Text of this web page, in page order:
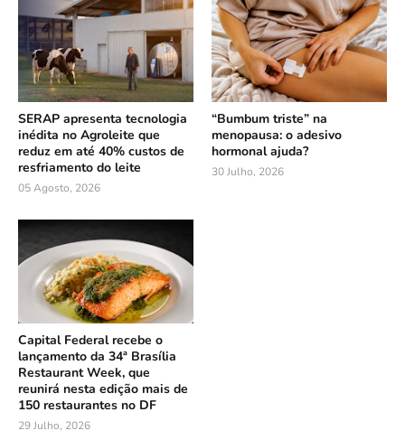
SERAP apresenta tecnologia
inédita no Agroleite que
reduz em até 40% custos de
resfriamento do leite
05 Agosto, 2026
“Bumbum triste” na
menopausa: o adesivo
hormonal ajuda?
30 Julho, 2026
Capital Federal recebe o
lançamento da 34ª Brasília
Restaurant Week, que
reunirá nesta edição mais de
150 restaurantes no DF
29 Julho, 2026